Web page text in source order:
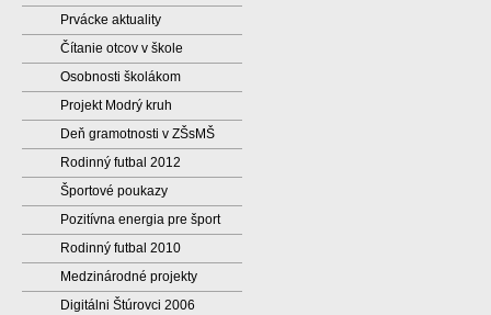
Prvácke aktuality
Čítanie otcov v škole
Osobnosti školákom
Projekt Modrý kruh
Deň gramotnosti v ZŠsMŠ
Rodinný futbal 2012
Športové poukazy
Pozitívna energia pre šport
Rodinný futbal 2010
Medzinárodné projekty
Digitálni Štúrovci 2006